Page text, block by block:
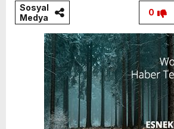
Sosyal
Medya
0